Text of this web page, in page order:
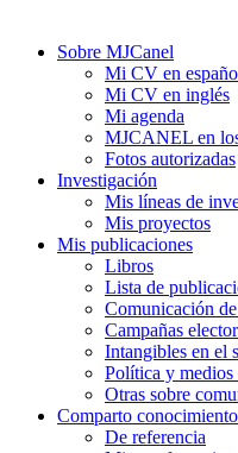
Sobre MJCanel
Mi CV en
Mi CV en inglés
Mi agenda
MJCANEL en
Fotos autorizadas
Investigación
Mis líneas de
Mis proyectos
Mis publicaciones
Libros
Lista de
Comunicación
Campañas
Intangibles en el
Política y
Otras sobre
Comparto conocimiento
De referencia